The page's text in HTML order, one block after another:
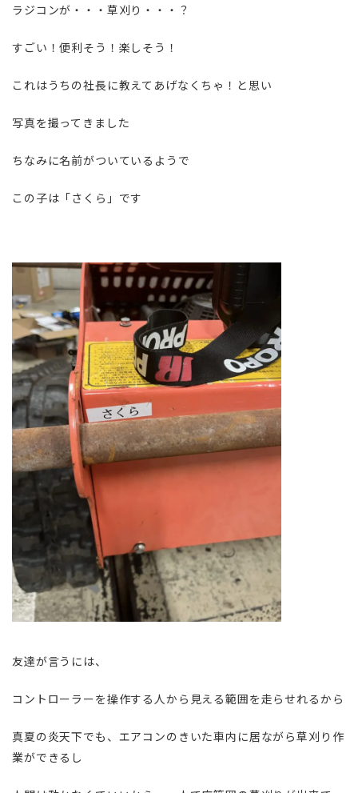
ラジコンが・・・草刈り・・・？
すごい！便利そう！楽しそう！
これはうちの社長に教えてあげなくちゃ！と思い
写真を撮ってきました
ちなみに名前がついているようで
この子は「さくら」です
友達が言うには、
コントローラーを操作する人から見える範囲を走らせれるから
真夏の炎天下でも、エアコンのきいた車内に居ながら草刈り作
業ができるし